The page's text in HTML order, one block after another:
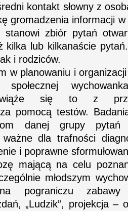
kontakt słowny z
gromadzenia informacji
stanowi zbiór pytań
kilka lub kilkanaście
i rodziców.
w planowaniu i
społecznej
wiąże się to z
pomocą testów.
danej grupy pytań
ważne dla trafności
i poprawne
mającą na celu
młodszym
pograniczu
„Ludzik”, projekcja –